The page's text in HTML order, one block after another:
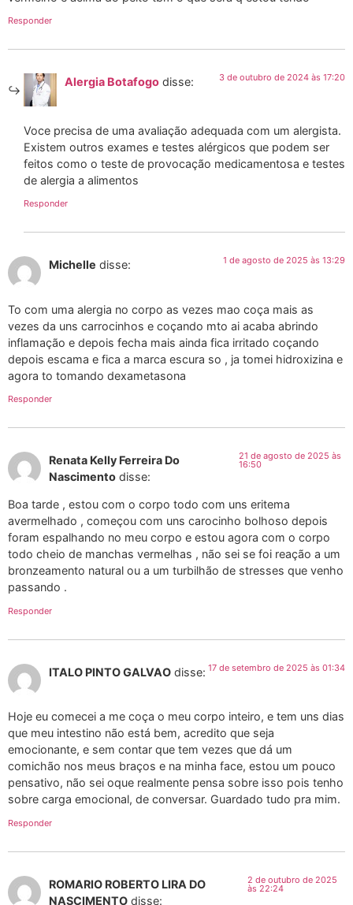
Responder
Alergia Botafogo disse: 3 de outubro de 2024 às 17:20
Voce precisa de uma avaliação adequada com um alergista.
Existem outros exames e testes alérgicos que podem ser
feitos como o teste de provocação medicamentosa e testes
de alergia a alimentos
Responder
Michelle disse: 1 de agosto de 2025 às 13:29
To com uma alergia no corpo as vezes mao coça mais as
vezes da uns carrocinhos e coçando mto ai acaba abrindo
inflamação e depois fecha mais ainda fica irritado coçando
depois escama e fica a marca escura so , ja tomei hidroxizina e
agora to tomando dexametasona
Responder
Renata Kelly Ferreira Do
Nascimento disse:
21 de agosto de 2025 às
16:50
Boa tarde , estou com o corpo todo com uns eritema
avermelhado , começou com uns carocinho bolhoso depois
foram espalhando no meu corpo e estou agora com o corpo
todo cheio de manchas vermelhas , não sei se foi reação a um
bronzeamento natural ou a um turbilhão de stresses que venho
passando .
Responder
ITALO PINTO GALVAO disse: 17 de setembro de 2025 às 01:34
Hoje eu comecei a me coça o meu corpo inteiro, e tem uns dias
que meu intestino não está bem, acredito que seja
emocionante, e sem contar que tem vezes que dá um
comichão nos meus braços e na minha face, estou um pouco
pensativo, não sei oque realmente pensa sobre isso pois tenho
sobre carga emocional, de conversar. Guardado tudo pra mim.
Responder
ROMARIO ROBERTO LIRA DO
NASCIMENTO disse:
2 de outubro de 2025
às 22:24